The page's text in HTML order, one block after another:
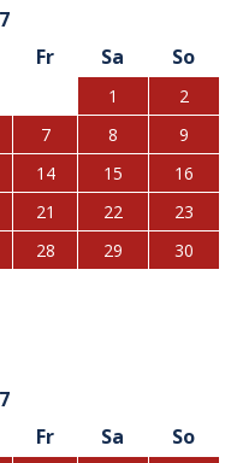
Fr Sa So
1
2
7 8
9
14 15
16
21 22
23
28 29
30
Fr Sa So